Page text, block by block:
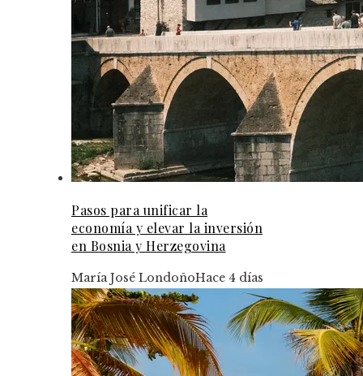
Pasos para unificar la
economía y elevar la inversión
en Bosnia y Herzegovina
María José LondoñoHace 4 días